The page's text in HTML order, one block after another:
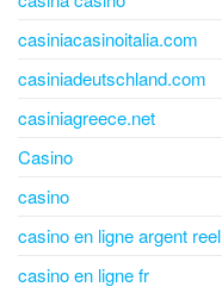
casiniacasinoitalia.com
casiniadeutschland.com
casiniagreece.net
Casino
casino
casino en ligne argent reel
casino en ligne fr